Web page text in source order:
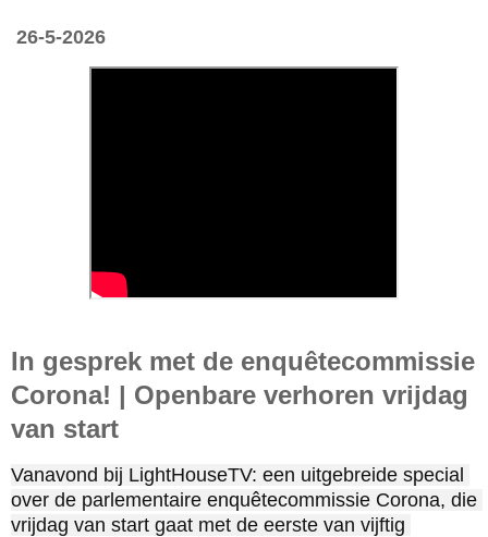
26-5-2026
In gesprek met de enquêtecommissie
Corona! | Openbare verhoren vrijdag
van start
Vanavond bij LightHouseTV: een uitgebreide special
over de parlementaire enquêtecommissie Corona, die
vrijdag van start gaat met de eerste van vijftig